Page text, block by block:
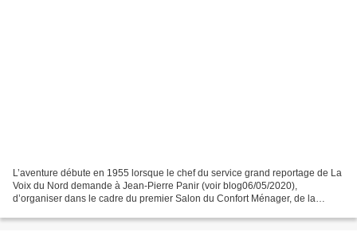
L’aventure débute en 1955 lorsque le chef du service grand reportage de La
Voix du Nord demande à Jean-Pierre Panir (voir blog06/05/2020),
d’organiser dans le cadre du premier Salon du Confort Ménager, de la